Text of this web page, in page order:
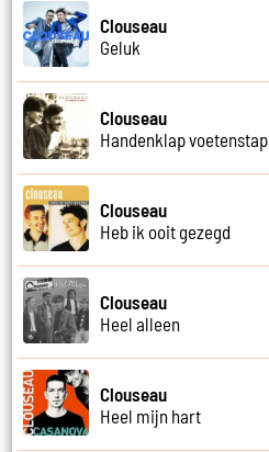
Clouseau
Geluk
Clouseau
Handenklap voetenstap
Clouseau
Heb ik ooit gezegd
Clouseau
Heel alleen
Clouseau
Heel mijn hart